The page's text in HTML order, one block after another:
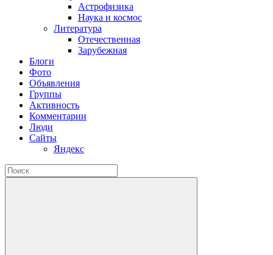
Астрофизика
Наука и космос
Литература
Отечественная
Зарубежная
Блоги
Фото
Объявления
Группы
Активность
Комментарии
Люди
Сайты
Яндекс